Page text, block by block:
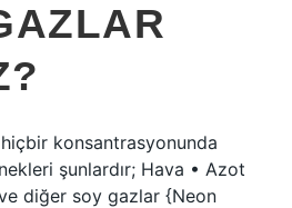
konsantrasyonunda
şunlardır; Hava • Azot
diğer soy gazlar {Neon